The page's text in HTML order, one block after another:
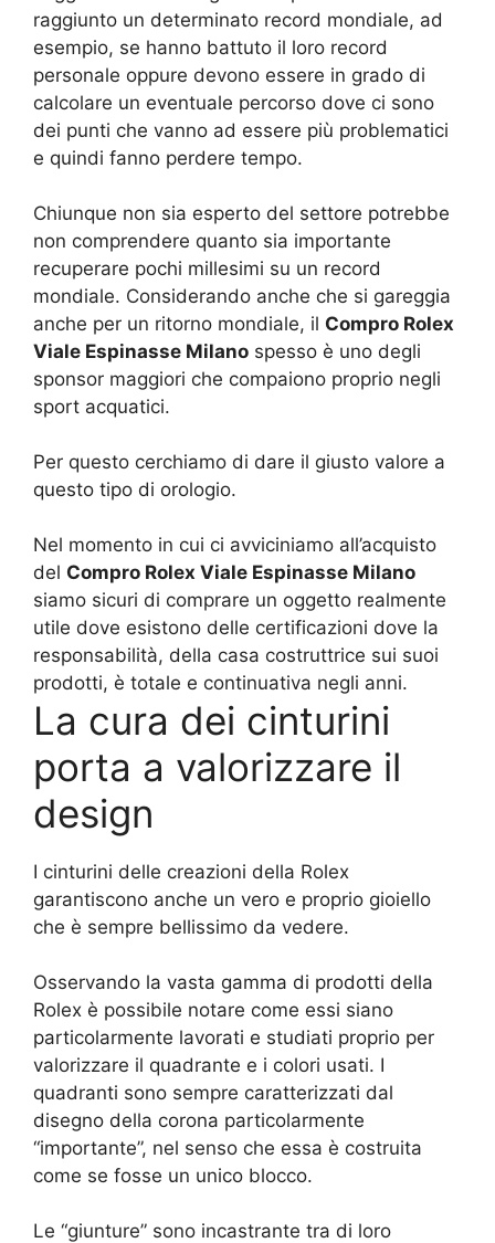
raggiunto un determinato record mondiale, ad
esempio, se hanno battuto il loro record
personale oppure devono essere in grado di
calcolare un eventuale percorso dove ci sono
dei punti che vanno ad essere più problematici
e quindi fanno perdere tempo.
Chiunque non sia esperto del settore potrebbe
non comprendere quanto sia importante
recuperare pochi millesimi su un record
mondiale. Considerando anche che si gareggia
anche per un ritorno mondiale, il Compro Rolex
Viale Espinasse Milano spesso è uno degli
sponsor maggiori che compaiono proprio negli
sport acquatici.
Per questo cerchiamo di dare il giusto valore a
questo tipo di orologio.
Nel momento in cui ci avviciniamo all’acquisto
del Compro Rolex Viale Espinasse Milano
siamo sicuri di comprare un oggetto realmente
utile dove esistono delle certificazioni dove la
responsabilità, della casa costruttrice sui suoi
prodotti, è totale e continuativa negli anni.
La cura dei cinturini
porta a valorizzare il
design
I cinturini delle creazioni della Rolex
garantiscono anche un vero e proprio gioiello
che è sempre bellissimo da vedere.
Osservando la vasta gamma di prodotti della
Rolex è possibile notare come essi siano
particolarmente lavorati e studiati proprio per
valorizzare il quadrante e i colori usati. I
quadranti sono sempre caratterizzati dal
disegno della corona particolarmente
“importante”, nel senso che essa è costruita
come se fosse un unico blocco.
Le “giunture” sono incastrante tra di loro